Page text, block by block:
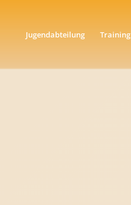
Jugendabteilung Training